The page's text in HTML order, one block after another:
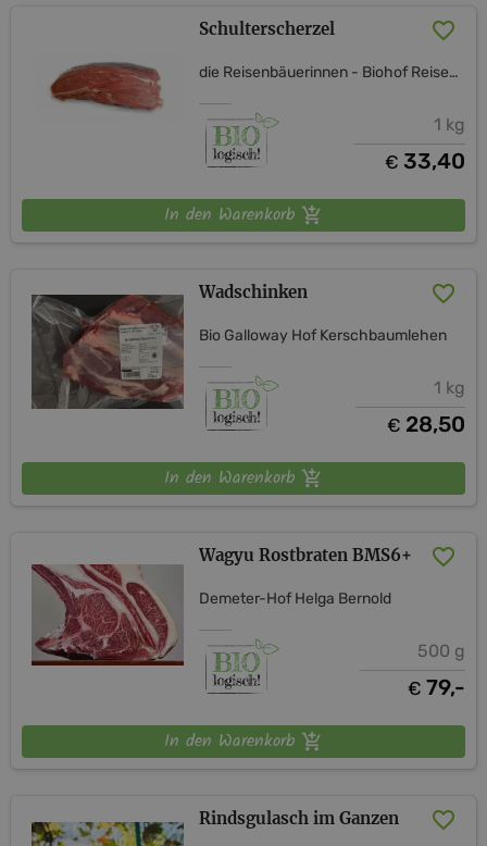
Schulterscherzel
die Reisenbäuerinnen - Biohof Reisenbauer
1 kg
€ 33,40
In den Warenkorb
Wadschinken
Bio Galloway Hof Kerschbaumlehen
1 kg
€ 28,50
In den Warenkorb
Wagyu Rostbraten BMS6+
Demeter-Hof Helga Bernold
500 g
€ 79,-
In den Warenkorb
Rindsgulasch im Ganzen